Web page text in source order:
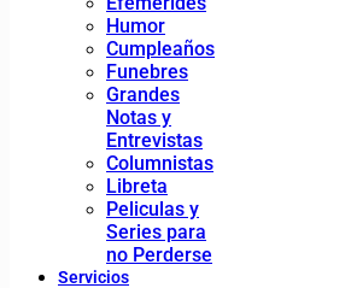
Humor
Cumpleaños
Funebres
Grandes
Notas y
Entrevistas
Columnistas
Libreta
Peliculas y
Series para
no Perderse
Servicios